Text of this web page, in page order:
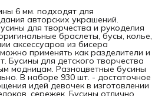
6 мм. подходят для
авторских украшений.
для творчества и рукоделия
браслеты, бусы, колье,
аксессуаров из бисера
применять как разделители и
Бусины для детского творчества
модницам. Разноцветные бусины
В наборе 930 шт. - достаточное
идей девочек в изготовлении
сережек. Бусины отлично